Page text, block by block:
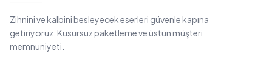
Zihnini ve kalbini besleyecek eserleri güvenle kapına
getiriyoruz. Kusursuz paketleme ve üstün müşteri
memnuniyeti.